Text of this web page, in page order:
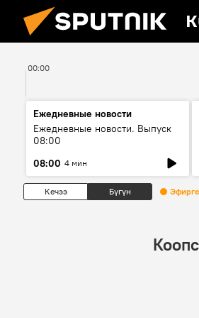
00:00
Ежедневные новости
Ежедневные новости. Выпуск
08:00
08:00 4 мин
Кечээ Бүгүн Эфирге